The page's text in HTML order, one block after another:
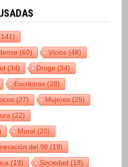
(60) Vicios(48)
(34) Droga(34)
Escritoras(28)
(27) Mujeres(25)
(22)
Moral(20)
del 98(19)
(19) Sociedad(18)